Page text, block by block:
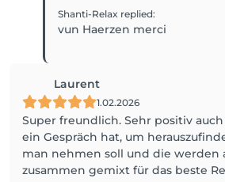
Shanti-Relax replied:
vun Haerzen merci
Laurent
1.02.2026
Super freundlich. Sehr positiv
ein Gespräch hat, um
man nehmen soll und die werden
zusammen gemixt für das beste